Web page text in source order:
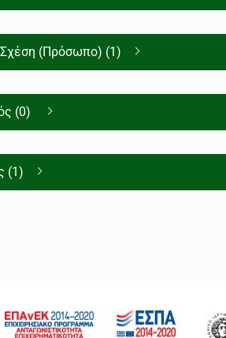
(Πρόσωπο) (1)
(0)
(1)